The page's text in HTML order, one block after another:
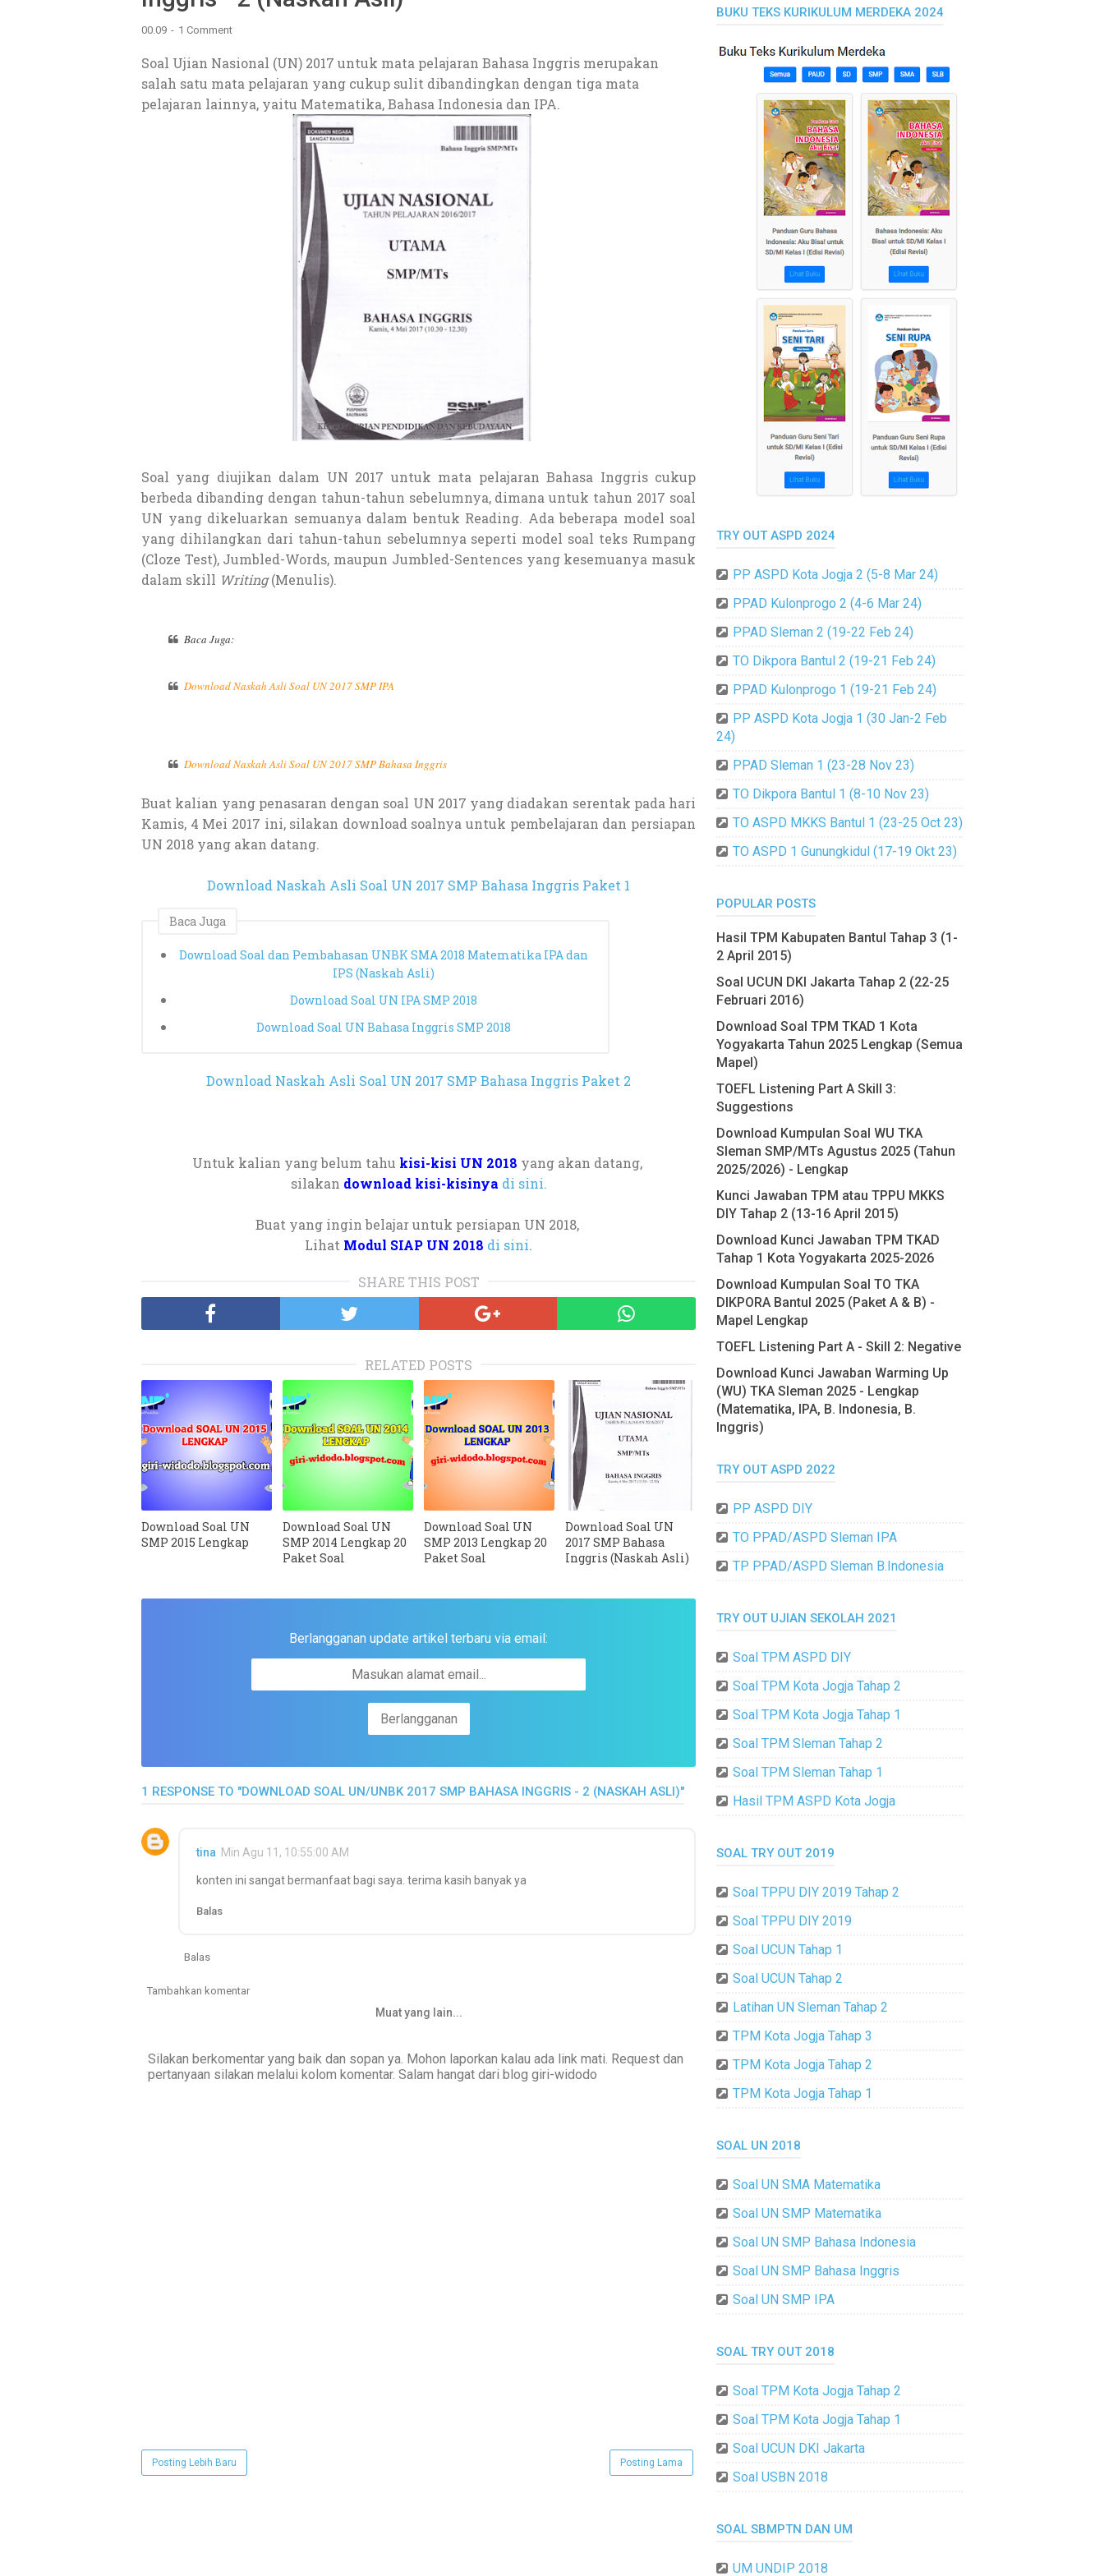
00.09 1 Comment
Soal Ujian Nasional (UN) 2017 untuk mata pelajaran Bahasa Inggris merupakan
salah satu mata pelajaran yang cukup sulit dibandingkan dengan tiga mata
pelajaran lainnya, yaitu Matematika, Bahasa Indonesia dan IPA.
Soal yang diujikan dalam UN 2017 untuk mata pelajaran Bahasa Inggris cukup
berbeda dibanding dengan tahun-tahun sebelumnya, dimana untuk tahun 2017 soal
UN yang dikeluarkan semuanya dalam bentuk Reading. Ada beberapa model soal
yang dihilangkan dari tahun-tahun sebelumnya seperti model soal teks Rumpang
(Cloze Test), Jumbled-Words, maupun Jumbled-Sentences yang kesemuanya masuk
dalam skill Writing(Menulis).
Baca Juga:
Download Naskah Asli Soal UN 2017 SMP IPA
Download Naskah Asli Soal UN 2017 SMP Bahasa Inggris
Buat kalian yang penasaran dengan soal UN 2017 yang diadakan serentak pada hari
Kamis, 4 Mei 2017 ini, silakan download soalnya untuk pembelajaran dan persiapan
UN 2018 yang akan datang.
Download Naskah Asli Soal UN 2017 SMP Bahasa Inggris Paket 1
Baca Juga
Download Soal dan Pembahasan UNBK SMA 2018 Matematika IPA dan
IPS (Naskah Asli)
Download Soal UN IPA SMP 2018
Download Soal UN Bahasa Inggris SMP 2018
Download Naskah Asli Soal UN 2017 SMP Bahasa Inggris Paket 2
Untuk kalian yang belum tahu kisi-kisi UN 2018 yang akan datang,
silakan download kisi-kisinya di sini.
Buat yang ingin belajar untuk persiapan UN 2018,
Lihat Modul SIAP UN 2018 di sini.
SHARE THIS POST
RELATED POSTS
Download Soal UN
SMP 2015 Lengkap
Download Soal UN
SMP 2014 Lengkap 20
Paket Soal
Download Soal UN
SMP 2013 Lengkap 20
Paket Soal
Download Soal UN
2017 SMP Bahasa
Inggris (Naskah Asli)
Berlangganan update artikel terbaru via email:
1 RESPONSE TO "DOWNLOAD SOAL UN/UNBK 2017 SMP BAHASA INGGRIS - 2 (NASKAH ASLI)"
tina Min Agu 11, 10:55:00 AM
konten ini sangat bermanfaat bagi saya. terima kasih banyak ya
Balas
Balas
Tambahkan komentar
Muat yang lain...
Silakan berkomentar yang baik dan sopan ya. Mohon laporkan kalau ada link mati. Request dan
pertanyaan silakan melalui kolom komentar. Salam hangat dari blog giri-widodo
Posting Lebih Baru Posting Lama
BUKU TEKS KURIKULUM MERDEKA 2024
TRY OUT ASPD 2024
PP ASPD Kota Jogja 2 (5-8 Mar 24)
PPAD Kulonprogo 2 (4-6 Mar 24)
PPAD Sleman 2 (19-22 Feb 24)
TO Dikpora Bantul 2 (19-21 Feb 24)
PPAD Kulonprogo 1 (19-21 Feb 24)
PP ASPD Kota Jogja 1 (30 Jan-2 Feb
24)
PPAD Sleman 1 (23-28 Nov 23)
TO Dikpora Bantul 1 (8-10 Nov 23)
TO ASPD MKKS Bantul 1 (23-25 Oct 23)
TO ASPD 1 Gunungkidul (17-19 Okt 23)
POPULAR POSTS
Hasil TPM Kabupaten Bantul Tahap 3 (1-
2 April 2015)
Soal UCUN DKI Jakarta Tahap 2 (22-25
Februari 2016)
Download Soal TPM TKAD 1 Kota
Yogyakarta Tahun 2025 Lengkap (Semua
Mapel)
TOEFL Listening Part A Skill 3:
Suggestions
Download Kumpulan Soal WU TKA
Sleman SMP/MTs Agustus 2025 (Tahun
2025/2026) - Lengkap
Kunci Jawaban TPM atau TPPU MKKS
DIY Tahap 2 (13-16 April 2015)
Download Kunci Jawaban TPM TKAD
Tahap 1 Kota Yogyakarta 2025-2026
Download Kumpulan Soal TO TKA
DIKPORA Bantul 2025 (Paket A & B) -
Mapel Lengkap
TOEFL Listening Part A - Skill 2: Negative
Download Kunci Jawaban Warming Up
(WU) TKA Sleman 2025 - Lengkap
(Matematika, IPA, B. Indonesia, B.
Inggris)
TRY OUT ASPD 2022
PP ASPD DIY
TO PPAD/ASPD Sleman IPA
TP PPAD/ASPD Sleman B.Indonesia
TRY OUT UJIAN SEKOLAH 2021
Soal TPM ASPD DIY
Soal TPM Kota Jogja Tahap 2
Soal TPM Kota Jogja Tahap 1
Soal TPM Sleman Tahap 2
Soal TPM Sleman Tahap 1
Hasil TPM ASPD Kota Jogja
SOAL TRY OUT 2019
Soal TPPU DIY 2019 Tahap 2
Soal TPPU DIY 2019
Soal UCUN Tahap 1
Soal UCUN Tahap 2
Latihan UN Sleman Tahap 2
TPM Kota Jogja Tahap 3
TPM Kota Jogja Tahap 2
TPM Kota Jogja Tahap 1
SOAL UN 2018
Soal UN SMA Matematika
Soal UN SMP Matematika
Soal UN SMP Bahasa Indonesia
Soal UN SMP Bahasa Inggris
Soal UN SMP IPA
SOAL TRY OUT 2018
Soal TPM Kota Jogja Tahap 2
Soal TPM Kota Jogja Tahap 1
Soal UCUN DKI Jakarta
Soal USBN 2018
SOAL SBMPTN DAN UM
UM UNDIP 2018